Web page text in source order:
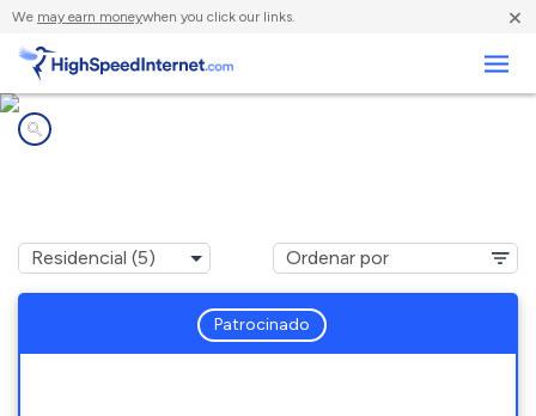
We may earn moneywhen you click our links. ×
Patrocinado